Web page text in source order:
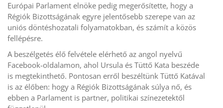
Európai Parlament elnöke pedig megerősítette, hogy a
Régiók Bizottságának egyre jelentősebb szerepe van az
uniós döntéshozatali folyamatokban, és számít a közös
fellépésre.
A beszélgetés élő felvétele elérhető az angol nyelvű
Facebook-oldalamon, ahol Ursula és Tüttő Kata beszéde
is megtekinthető. Pontosan erről beszéltünk Tüttő Katával
is az élőben: hogy a Régiók Bizottságának súlya nő, és
ebben a Parlament is partner, politikai színezetektől